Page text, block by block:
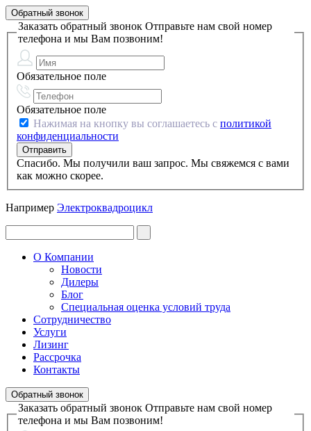
Обратный звонок
Заказать обратный звонок Отправьте нам свой номер
телефона и мы Вам позвоним!
Обязательное поле
Обязательное поле
Нажимая на кнопку вы соглашаетесь с политикой
конфиденциальности
Спасибо. Мы получили ваш запрос. Мы свяжемся с вами
как можно скорее.
Например Электроквадроцикл
О Компании
Новости
Дилеры
Блог
Специальная оценка условий труда
Сотрудничество
Услуги
Лизинг
Рассрочка
Контакты
Обратный звонок
Заказать обратный звонок Отправьте нам свой номер
телефона и мы Вам позвоним!